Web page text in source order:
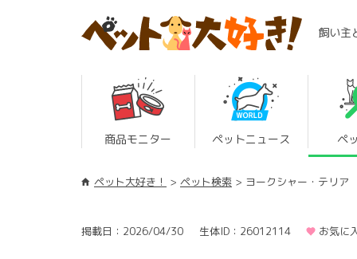
飼い主
商品モニター ペットニュース ペ
ペット大好き！ ペット検索 ヨークシャー・テリア
掲載日：2026/04/30 生体ID：26012114 お気に